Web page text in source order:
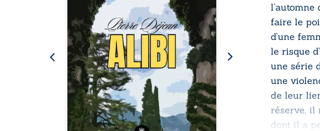
l’automne
faire le
d’une
le risque
une série
une
de leur
réserve, il
dont il a